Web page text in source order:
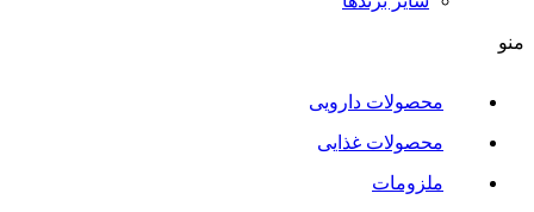
منو
محصولات دارویی
محصولات غذایی
ملزومات